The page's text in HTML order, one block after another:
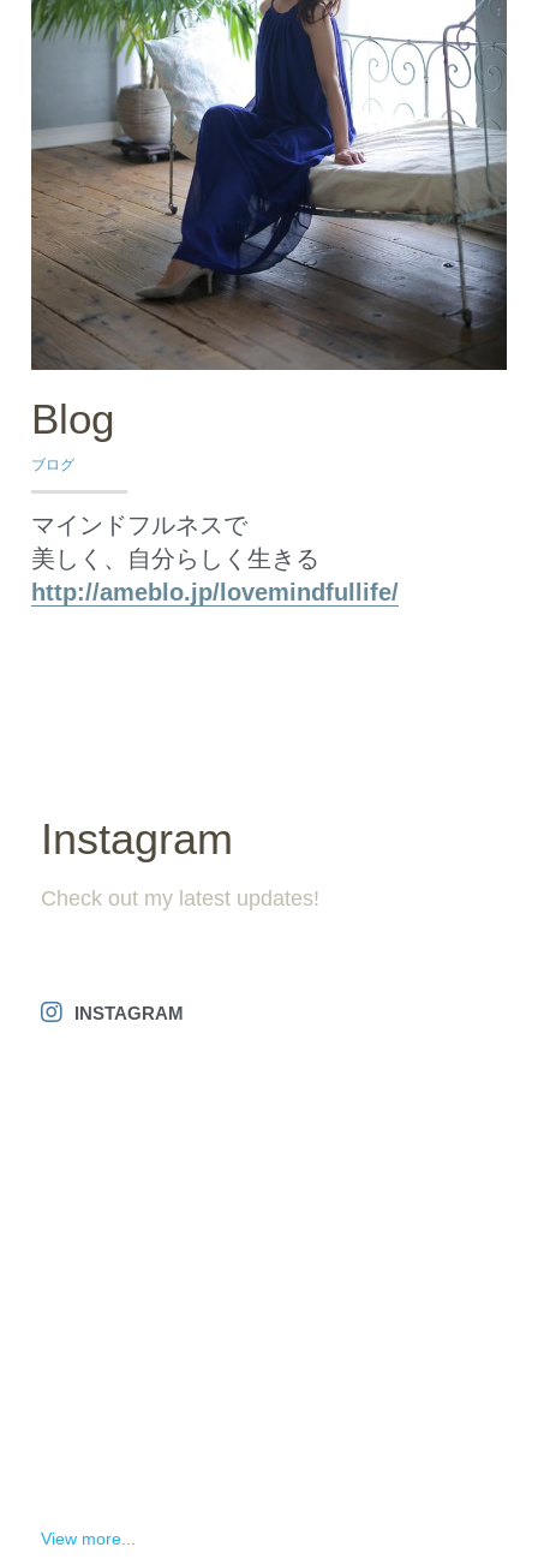
Blog​
ブログ
マインドフルネスで
美しく、自分らしく生きる
http://ameblo.jp/lovemindfullife/
Instagram
Check out my latest updates!
INSTAGRAM
View more...